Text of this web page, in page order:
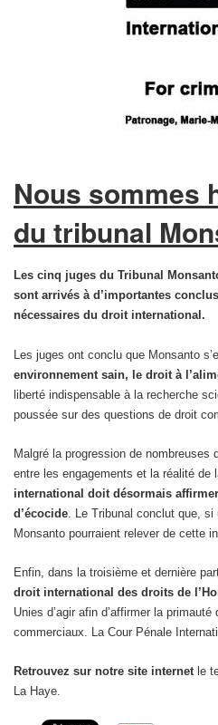
Nous sommes
du tribunal
Les cinq juges du Tribunal
sont arrivés à d’importantes
nécessaires du droit international.
Les juges ont conclu que Monsanto
environnement sain, le droit à
liberté indispensable à la recherche
poussée sur des questions de droit
Malgré la progression de
entre les engagements et la réalité de
international doit désormais
d’écocide. Le Tribunal conclut que,
Monsanto pourraient relever de cette
Enfin, dans la troisième et dernière
droit international des droits de
Unies d’agir afin d’affirmer la
commerciaux. La Cour Pénale
Retrouvez sur notre site internetle
La Haye.